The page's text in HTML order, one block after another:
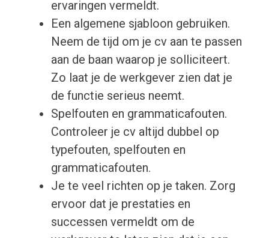
ervaringen vermeldt.
Een algemene sjabloon gebruiken.
Neem de tijd om je cv aan te passen
aan de baan waarop je solliciteert.
Zo laat je de werkgever zien dat je
de functie serieus neemt.
Spelfouten en grammaticafouten.
Controleer je cv altijd dubbel op
typefouten, spelfouten en
grammaticafouten.
Je te veel richten op je taken. Zorg
ervoor dat je prestaties en
successen vermeldt om de